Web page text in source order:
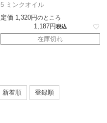
5 ミンクオイル
定価 1,320 のところ
1,187 税込
在庫切れ
新着順
登録順